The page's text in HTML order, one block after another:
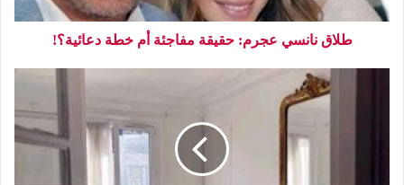
طلاق نانسي عجرم: حقيقة مفاجئة أم خطة دعائية؟!